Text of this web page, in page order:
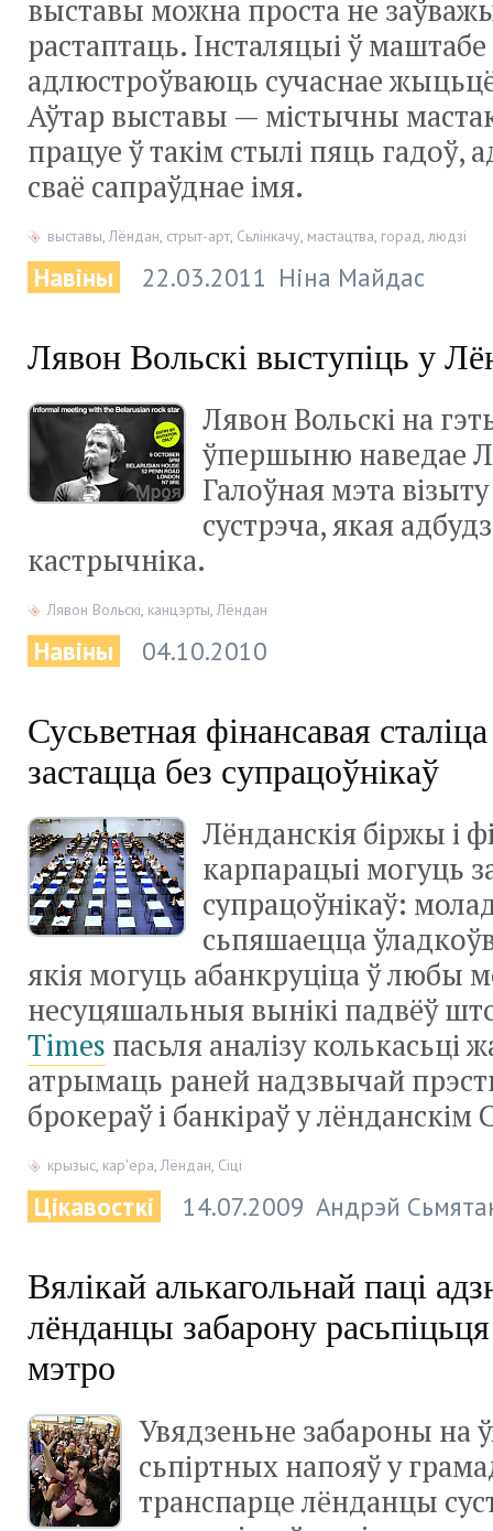
выставы можна проста не
растаптаць. Інсталяцыі ў
адлюстроўваюць сучаснае
Аўтар выставы — містычны
працуе ў такім стылі пяць гадоў,
сваё сапраўднае імя.
выставы Лёндан стрыт-арт Сьлінкачу мастацтва горад людзі
Навіны 22.03.2011 Ніна Майдас
Лявон Вольскі выступіць у
Лявон Вольскі на
ўпершыню наведае
Галоўная мэта
сустрэча, якая
кастрычніка.
Лявон Вольскі, канцэрты,Лёндан
Навіны 04.10.2010
Сусьветная фінансавая
застацца без супрацоўнікаў
Лёнданскія біржы і
карпарацыі могуць
супрацоўнікаў:
сьпяшаецца
якія могуць абанкруціца ў любы
несуцяшальныя вынікі падвёў
Times пасьля аналізу колькасьці
атрымаць раней надзвычай
брокераў і банкіраў у лёнданскім
крызыс, кар'ера,Лёндан, Сіці
Цікавосткі 14.07.2009 Андрэй
Вялікай алькагольнай паці
лёнданцы забарону
мэтро
Увядзеньне забароны на
сьпіртных напояў у
транспарце лёнданцы